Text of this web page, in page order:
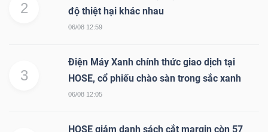
2
độ thiệt hại khác nhau
06/08 12:59
3
Điện Máy Xanh chính thức giao dịch tại
HOSE, cổ phiếu chào sàn trong sắc xanh
06/08 12:05
HOSE giảm danh sách cắt margin còn 57
YẾU
TIÊU